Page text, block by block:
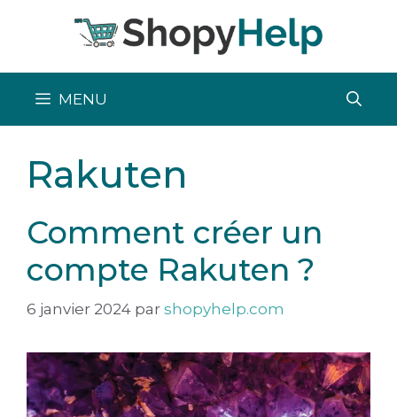
MENU
Rakuten
Comment créer un
compte Rakuten ?
6 janvier 2024 par shopyhelp.com